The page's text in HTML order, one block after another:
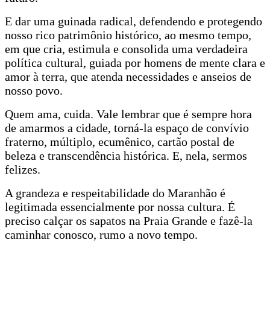
E dar uma guinada radical, defendendo e protegendo
nosso rico patrimônio histórico, ao mesmo tempo,
em que cria, estimula e consolida uma verdadeira
política cultural, guiada por homens de mente clara e
amor à terra, que atenda necessidades e anseios de
nosso povo.
Quem ama, cuida. Vale lembrar que é sempre hora
de amarmos a cidade, torná-la espaço de convívio
fraterno, múltiplo, ecumênico, cartão postal de
beleza e transcendência histórica. E, nela, sermos
felizes.
A grandeza e respeitabilidade do Maranhão é
legitimada essencialmente por nossa cultura. É
preciso calçar os sapatos na Praia Grande e fazê-la
caminhar conosco, rumo a novo tempo.